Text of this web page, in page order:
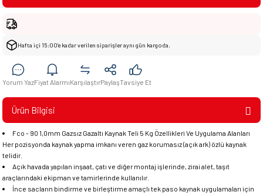
Hafta içi 15:00’e kadar verilen siparişler aynı gün kargoda.
Yorum YazFiyat AlarmıKarşılaştırPaylaşTavsiye Et
Ürün Bilgisi
Fco - 90 1,0mm Gazsız Gazaltı Kaynak Teli 5 Kg Özellikleri Ve Uygulama Alanları
Her pozisyonda kaynak yapma imkanı veren gaz korumasız (açık ark) özlü kaynak
telidir.
Açık havada yapılan inşaat, çatı ve diğer montaj işlerinde, zirai alet, taşıt
araçlarındaki ekipman ve tamirlerinde kullanılır.
İnce sacların bindirme ve birleştirme amaçlı tek paso kaynak uygulamaları için